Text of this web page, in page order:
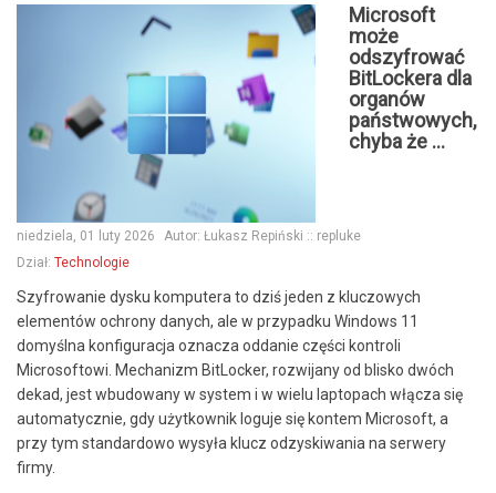
Microsoft
może
odszyfrować
BitLockera dla
organów
państwowych,
chyba że ...
niedziela, 01 luty 2026 Autor: Łukasz Repiński :: repluke
Dział: Technologie
Szyfrowanie dysku komputera to dziś jeden z kluczowych
elementów ochrony danych, ale w przypadku Windows 11
domyślna konfiguracja oznacza oddanie części kontroli
Microsoftowi. Mechanizm BitLocker, rozwijany od blisko dwóch
dekad, jest wbudowany w system i w wielu laptopach włącza się
automatycznie, gdy użytkownik loguje się kontem Microsoft, a
przy tym standardowo wysyła klucz odzyskiwania na serwery
firmy.